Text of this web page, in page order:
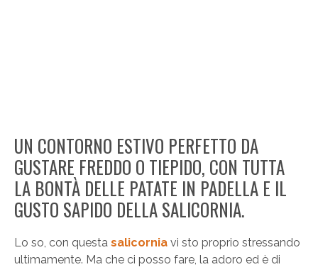
UN CONTORNO ESTIVO PERFETTO DA
GUSTARE FREDDO O TIEPIDO, CON TUTTA
LA BONTÀ DELLE PATATE IN PADELLA E IL
GUSTO SAPIDO DELLA SALICORNIA.
Lo so, con questa salicornia vi sto proprio stressando
ultimamente. Ma che ci posso fare, la adoro ed è di